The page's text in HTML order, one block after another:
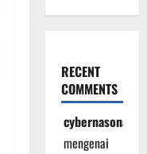
RECENT
COMMENTS
cybernasonal
mengenai